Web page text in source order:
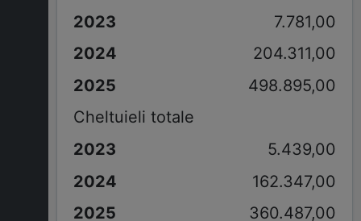
7.781,00
204.311,00
498.895,00
Cheltuieli totale
5.439,00
162.347,00
360.487,00